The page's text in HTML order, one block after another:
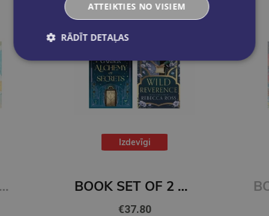
With Us + It Starts with Us
Izdevīgi
BOOK SET OF 2 Titles: Alchemy of Secrets + Wild Reverence
€37.80
ATTEIKTIES NO VISIEM
RĀDĪT DETAĻAS